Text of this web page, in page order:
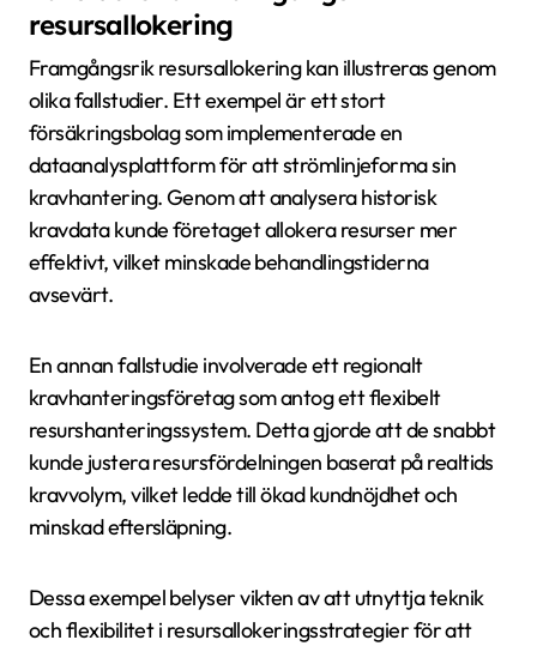
resursallokering
Framgångsrik resursallokering kan illustreras genom
olika fallstudier. Ett exempel är ett stort
försäkringsbolag som implementerade en
dataanalysplattform för att strömlinjeforma sin
kravhantering. Genom att analysera historisk
kravdata kunde företaget allokera resurser mer
effektivt, vilket minskade behandlingstiderna
avsevärt.
En annan fallstudie involverade ett regionalt
kravhanteringsföretag som antog ett flexibelt
resurshanteringssystem. Detta gjorde att de snabbt
kunde justera resursfördelningen baserat på realtids
kravvolym, vilket ledde till ökad kundnöjdhet och
minskad eftersläpning.
Dessa exempel belyser vikten av att utnyttja teknik
och flexibilitet i resursallokeringsstrategier för att